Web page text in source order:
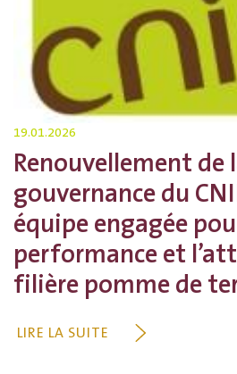
19.01.2026
Renouvellement de
gouvernance du
équipe engagée
performance et
filière pomme de
LIRE LA SUITE